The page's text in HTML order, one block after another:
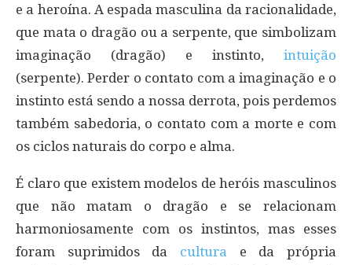
e a heroína. A espada masculina da racionalidade,
que mata o dragão ou a serpente, que simbolizam
imaginação (dragão) e instinto, intuição
(serpente). Perder o contato com a imaginação e o
instinto está sendo a nossa derrota, pois perdemos
também sabedoria, o contato com a morte e com
os ciclos naturais do corpo e alma.
É claro que existem modelos de heróis masculinos
que não matam o dragão e se relacionam
harmoniosamente com os instintos, mas esses
foram suprimidos da cultura e da própria